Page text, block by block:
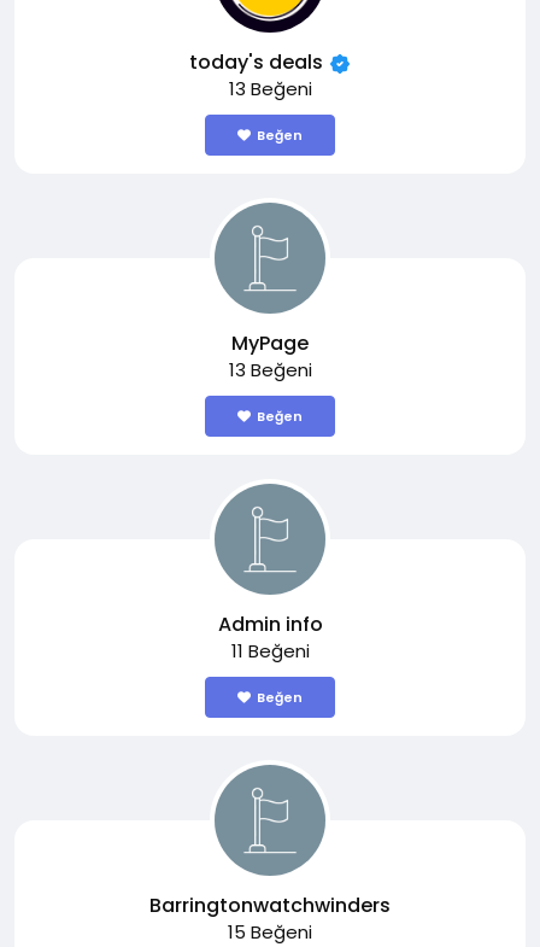
today's deals
13 Beğeni
Beğen
MyPage
13 Beğeni
Beğen
Admin info
11 Beğeni
Beğen
Barringtonwatchwinders
15 Beğeni